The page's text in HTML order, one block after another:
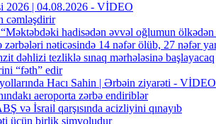
2026 | 04.08.2026 - VİDEO
cəmləşdirir
hadisədən əvvəl oğlumun ölkədən
nəticəsində 14 nəfər ölüb, 27 nəfər
dəhlizi tezliklə sınaq mərhələsinə başlayacaq
“fəth” edir
Hacı Sahin | Ərbəin ziyarəti - VİDEO
aeroporta zərbə endiriblər
və İsrail qarşısında acizliyini qınayıb
üçün birlik simvoludur